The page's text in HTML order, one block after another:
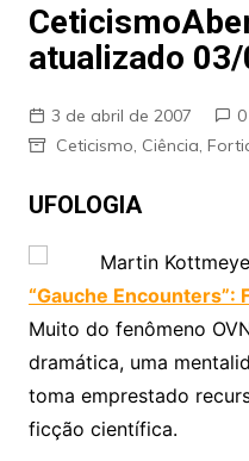
atualizado
3 de abril de 2007
0
Ceticismo Ciência
UFOLOGIA
Martin
“Gauche
Muito do fenômeno
dramática, uma
toma emprestado
ficção científica.